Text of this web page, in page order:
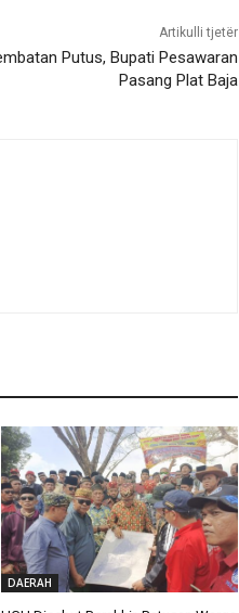
Artikulli tjetër
Putus, Bupati Pesawaran
Pasang Plat Baja
DAERAH